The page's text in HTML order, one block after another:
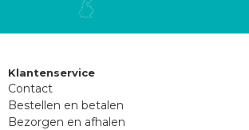
Klantenservice
Contact
Bestellen en betalen
Bezorgen en afhalen